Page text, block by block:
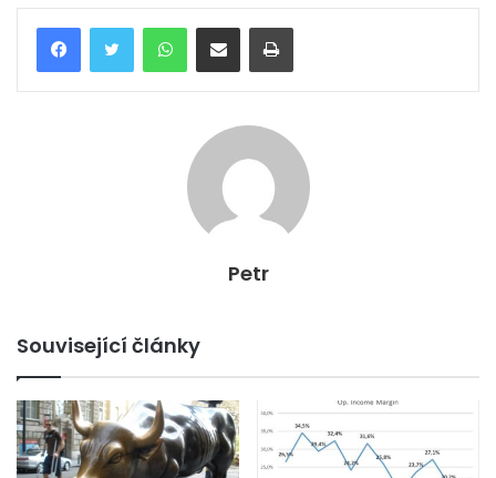
Poslat emailem
Petr
Související články